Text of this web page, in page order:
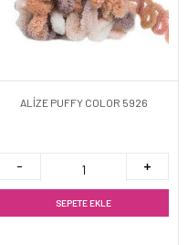
ALİZE PUFFY COLOR 5926
SEPETE EKLE